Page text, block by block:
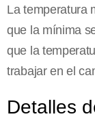
La temperatura
que la mínima
que la
trabajar en el
Detalles